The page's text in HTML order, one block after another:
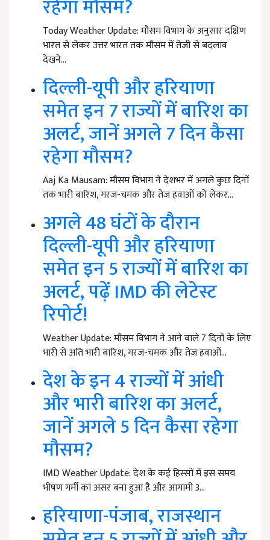
रहेगा मौसम?
Today Weather Update: मौसम विभाग के अनुसार दक्षिण
भारत से लेकर उत्तर भारत तक मौसम में तेजी से बदलाव
देखने…
दिल्ली-यूपी और हरियाणा
समेत इन 7 राज्यों में बारिश का
अलर्ट, जानें अगले 7 दिन कैसा
रहेगा मौसम?
Aaj Ka Mausam: मौसम विभाग ने देशभर में अगले कुछ दिनों
तक भारी बारिश, गरज-चमक और तेज हवाओं को लेकर…
अगले 48 घंटों के दौरान
दिल्ली-यूपी और हरियाणा
समेत इन 5 राज्यों में बारिश का
अलर्ट, पढ़ें IMD की लेटेस्ट
रिपोर्ट!
Weather Update: मौसम विभाग ने आने वाले 7 दिनों के लिए
भारी से अति भारी बारिश, गरज-चमक और तेज हवाओं…
देश के इन 4 राज्यों में आंधी
और भारी बारिश का अलर्ट,
जानें अगले 5 दिन कैसा रहेगा
मौसम?
IMD Weather Update: देश के कई हिस्सों में इस समय
भीषण गर्मी का असर बना हुआ है और आगामी 3…
हरियाणा-पंजाब, राजस्थान